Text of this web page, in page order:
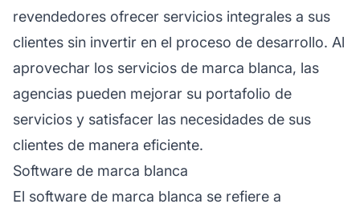
revendedores ofrecer servicios integrales a sus
clientes sin invertir en el proceso de desarrollo. Al
aprovechar los servicios de marca blanca, las
agencias pueden mejorar su portafolio de
servicios y satisfacer las necesidades de sus
clientes de manera eficiente.
Software de marca blanca
El software de marca blanca se refiere a